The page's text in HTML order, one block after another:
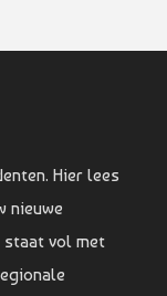
Hier lees
nieuwe
staat vol met